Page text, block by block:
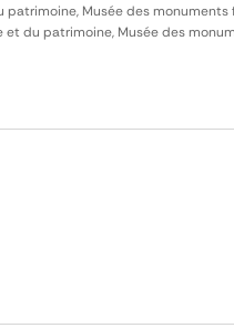
Musée des monuments
du patrimoine, Musée des